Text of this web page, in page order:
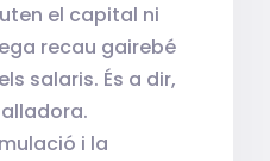
el capital ni
recau gairebé
salaris. És a dir,
i la